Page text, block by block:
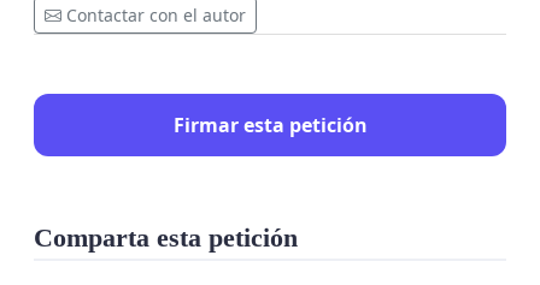
¡No al cambio!
Por más de 40 años nos nuestro
Contactar con el autor
Firmar esta petición
Comparta esta petición